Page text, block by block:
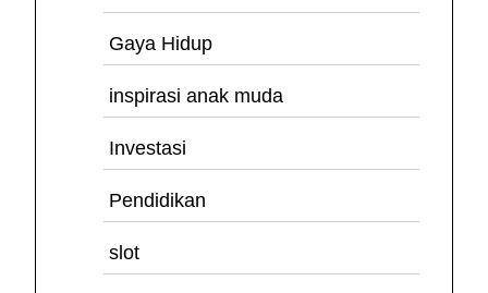
Gaya Hidup
inspirasi anak muda
Investasi
Pendidikan
slot